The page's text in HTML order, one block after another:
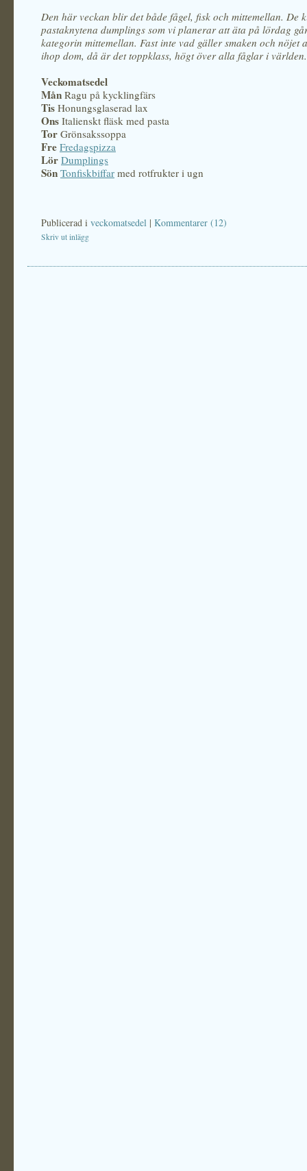
Den här veckan blir det både fågel, fisk och mittemellan. De
pastaknytena dumplings som vi planerar att äta på lördag
kategorin mittemellan. Fast inte vad gäller smaken och nöjet
ihop dom, då är det toppklass, högt över alla fåglar i världen.
Veckomatsedel
Mån Ragu på kycklingfärs
Tis Honungsglaserad lax
Ons Italienskt fläsk med pasta
Tor Grönsakssoppa
Fre Fredagspizza
Lör Dumplings
Sön Tonfiskbiffar med rotfrukter i ugn
Publicerad i veckomatsedel | Kommentarer (12)
Skriv ut inlägg